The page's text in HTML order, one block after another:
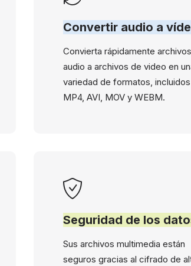
Convertir audio a
Convierta rápidamente
audio a archivos de video en
variedad de formatos, incluidos
MP4, AVI, MOV y WEBM.
Seguridad de los
Sus archivos multimedia están
seguros gracias al cifrado de